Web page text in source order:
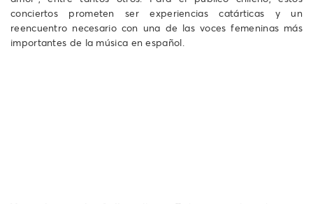
conciertos prometen ser experiencias catárticas y un
reencuentro necesario con una de las voces femeninas más
importantes de la música en español.